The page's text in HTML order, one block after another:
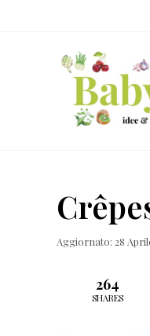
ricette
perAggiornato: 28
264
SHARES